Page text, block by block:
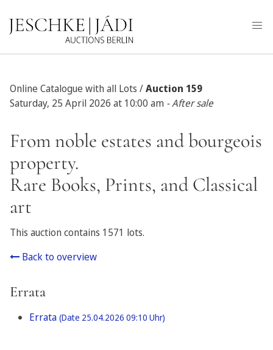
Online Catalogue with all Lots /Auction 159
Saturday, 25 April 2026 at 10:00 am - After sale
From noble estates and bourgeois
property.
Rare Books, Prints, and Classical
art
This auction contains 1571 lots.
Back to overview
Errata
Errata (Date 25.04.2026 09:10 Uhr)